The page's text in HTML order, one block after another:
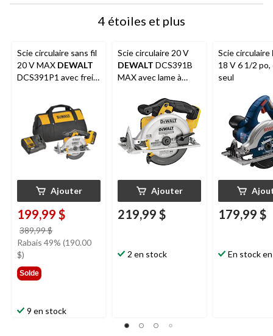
4 étoiles et plus
Scie circulaire sans fil
20 V MAX DEWALT
DCS391P1 avec frein
Ajouter
199,99 $
389,99 $
était
Rabais 49% (190.00
$)
Solde
9 en stock
Scie circulaire 20 V
DEWALT DCS391B
MAX avec lame à
lithium-ion, sans fil, 6-
1/2 po
Ajouter
219,99 $
2 en stock
Scie circulaire
18 V 6 1/2
seul
179,99 $
En stock